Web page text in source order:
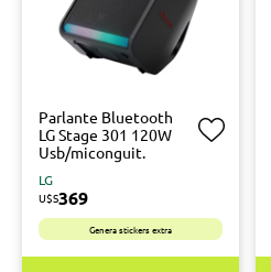
Parlante Bluetooth
LG Stage 301 120W
Usb/miconguit.
LG
U$S369
Genera stickers extra